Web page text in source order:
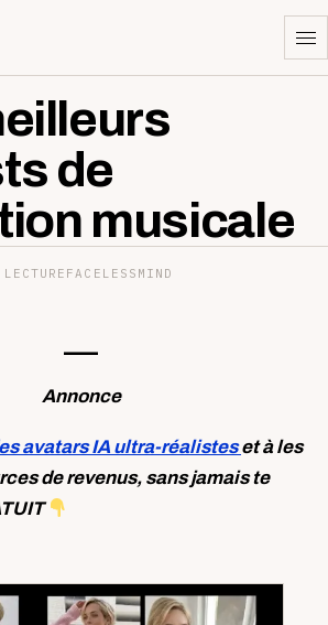
de
musicale
FACELESSMIND
—-
Annonce
avatars IA ultra-réalisteset à les
de revenus, sans jamais te